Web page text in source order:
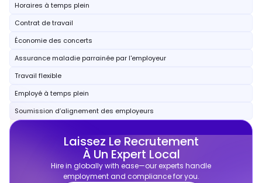
Horaires à temps plein
Contrat de travail
Économie des concerts
Assurance maladie parrainée par l'employeur
Travail flexible
Employé à temps plein
Soumission d’alignement des employeurs
Laissez Le Recrutement
À Un Expert Local
Hire in globally with ease—our experts handle
employment and compliance for you.